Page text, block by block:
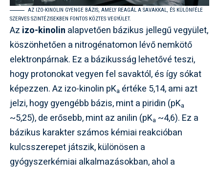
AZ IZO-KINOLIN GYENGE BÁZIS, AMELY REAGÁL A SAVAKKAL, ÉS KÜLÖNFÉLE
SZERVES SZINTÉZISEKBEN FONTOS KÖZTES VEGYÜLET.
Az izo-kinolin alapvetően bázikus jellegű vegyület,
köszönhetően a nitrogénatomon lévő nemkötő
elektronpárnak. Ez a bázikusság lehetővé teszi,
hogy protonokat vegyen fel savaktól, és így sókat
képezzen. Az izo-kinolin pKa értéke 5,14, ami azt
jelzi, hogy gyengébb bázis, mint a piridin (pKa
~5,25), de erősebb, mint az anilin (pKa ~4,6). Ez a
bázikus karakter számos kémiai reakcióban
kulcsszerepet játszik, különösen a
gyógyszerkémiai alkalmazásokban, ahol a